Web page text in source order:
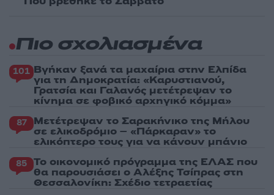
Πιο σχολιασμένα
101 Βγήκαν ξανά τα μαχαίρια στην Ελπίδα
για τη Δημοκρατία: «Καρυστιανού,
Γρατσία και Γαλανός μετέτρεψαν το
κίνημα σε φοβικό αρχηγικό κόμμα»
87 Μετέτρεψαν το Σαρακήνικο της Μήλου
σε ελικοδρόμιο – «Πάρκαραν» το
ελικόπτερο τους για να κάνουν μπάνιο
85 Το οικονομικό πρόγραμμα της ΕΛΑΣ που
θα παρουσιάσει ο Αλέξης Τσίπρας στη
Θεσσαλονίκη: Σχέδιο τετραετίας